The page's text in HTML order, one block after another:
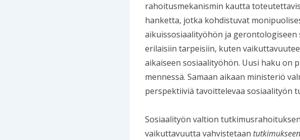
rahoitusmekanismin kautta
hanketta, jotka kohdistuvat
aikuissosiaalityöhön ja
erilaisiin tarpeisiin, kuten
aikaiseen sosiaalityöhön. Uusi haku on
mennessä. Samaan aikaan ministeriö
perspektiiviä tavoittelevaa sosiaalityön
Sosiaalityön valtion
vaikuttavuutta vahvistetaan